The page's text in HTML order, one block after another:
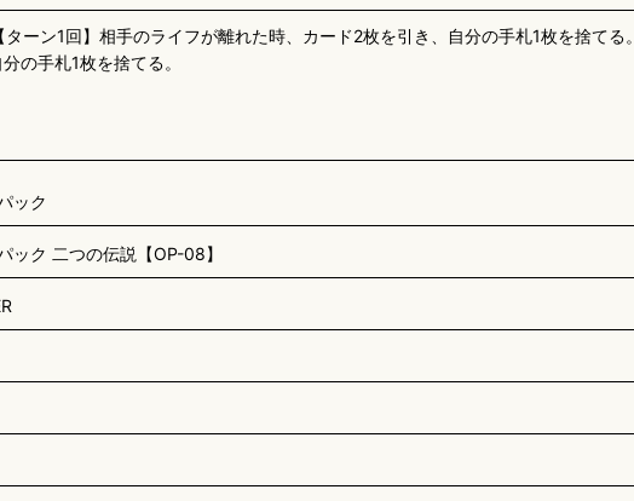
ーン1回】相手のライフが離れた時、カード2枚を引き、自分の手札1枚を捨てる。
の手札1枚を捨てる。
ック
ック 二つの伝説【OP-08】